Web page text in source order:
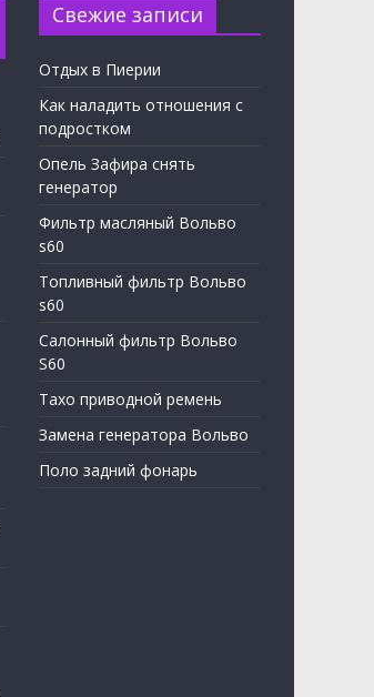
Свежие записи
Отдых в Пиерии
Как наладить отношения с
подростком
Опель Зафира снять
генератор
Фильтр масляный Вольво
s60
Топливный фильтр Вольво
s60
Салонный фильтр Вольво
S60
Тахо приводной ремень
Замена генератора Вольво
Поло задний фонарь